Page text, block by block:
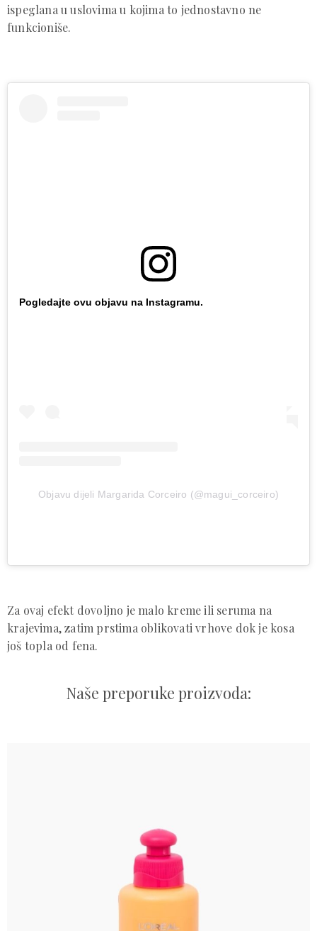
ispeglana u uslovima u kojima to jednostavno ne
funkcioniše.
Pogledajte ovu objavu na Instagramu.
Objavu dijeli Margarida Corceiro (@magui_corceiro)
Za ovaj efekt dovoljno je malo kreme ili seruma na
krajevima, zatim prstima oblikovati vrhove dok je kosa
još topla od fena.
Naše preporuke proizvoda: